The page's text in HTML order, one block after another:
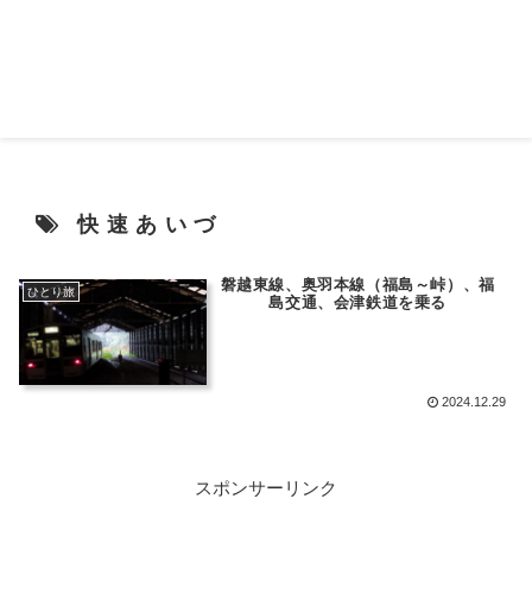
快速あいづ
ひとり旅
磐越東線、奥羽本線（福島～峠）、福
島交通、会津鉄道を乗る
2024.12.29
スポンサーリンク